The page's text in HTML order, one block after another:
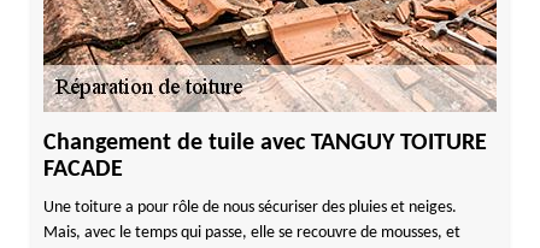
Changement de tuile avec TANGUY TOITURE
FACADE
Une toiture a pour rôle de nous sécuriser des pluies et neiges.
Mais, avec le temps qui passe, elle se recouvre de mousses, et